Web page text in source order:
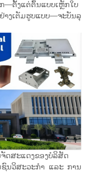
—ຕັ້ງແຕ່ຕົ້ນແບບເຫຼັກໃບ
າງເຕັມຮູບແບບ—ຈະບັນລຸ
ຈັດສະແດງຂອງບໍລິສັດ
ຊົນວິສະວະກຳ ແລະ ການ